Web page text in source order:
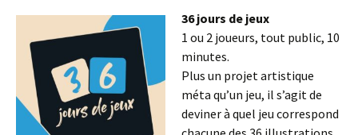
36 jours de jeux
1 ou 2 joueurs, tout public, 10
minutes.
Plus un projet artistique
méta qu’un jeu, il s’agit de
deviner à quel jeu correspond